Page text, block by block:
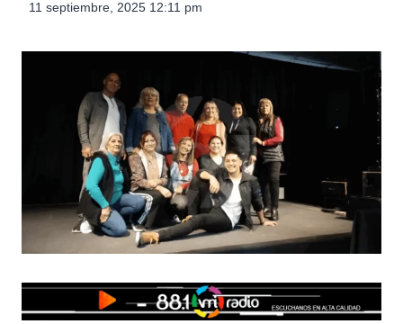
11 septiembre, 2025 12:11 pm